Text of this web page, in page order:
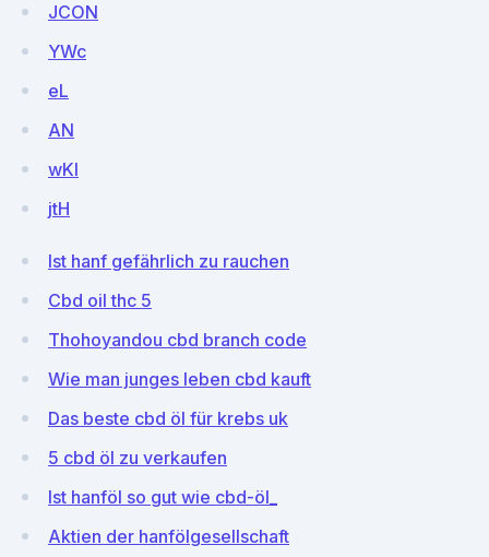
JCON
YWc
eL
AN
wKI
jtH
Ist hanf gefährlich zu rauchen
Cbd oil thc 5
Thohoyandou cbd branch code
Wie man junges leben cbd kauft
Das beste cbd öl für krebs uk
5 cbd öl zu verkaufen
Ist hanföl so gut wie cbd-öl_
Aktien der hanfölgesellschaft